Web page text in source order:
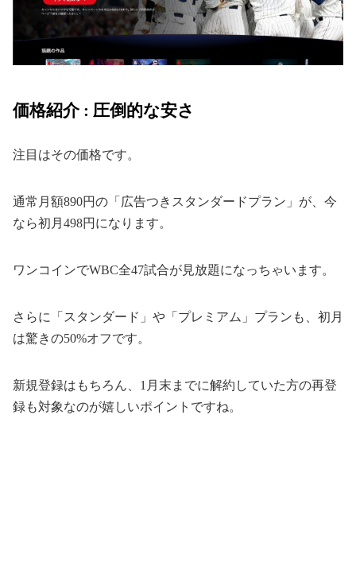
価格紹介 : 圧倒的な安さ
注目はその価格です。
通常月額890円の「広告つきスタンダードプラン」が、今
なら初月498円になります。
ワンコインでWBC全47試合が見放題になっちゃいます。
さらに「スタンダード」や「プレミアム」プランも、初月
は驚きの50%オフです。
新規登録はもちろん、1月末までに解約していた方の再登
録も対象なのが嬉しいポイントですね。